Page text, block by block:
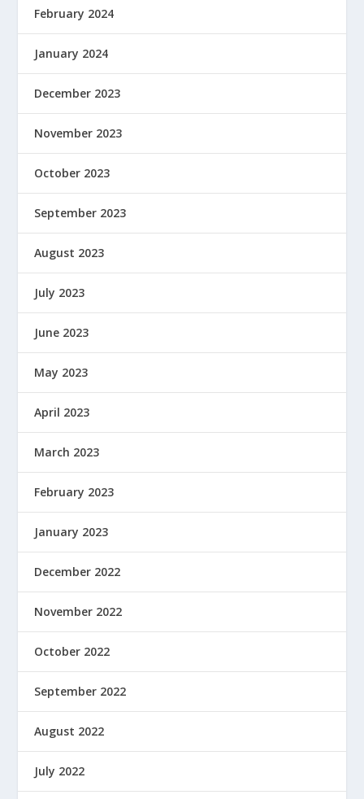
February 2024
January 2024
December 2023
November 2023
October 2023
September 2023
August 2023
July 2023
June 2023
May 2023
April 2023
March 2023
February 2023
January 2023
December 2022
November 2022
October 2022
September 2022
August 2022
July 2022